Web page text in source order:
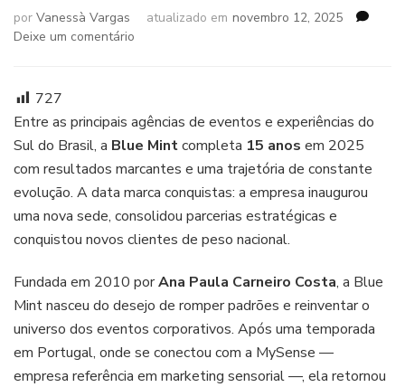
por Vanessà Vargas atualizado em novembro 12, 2025
Deixe um comentário
anos
com
crescimento,
nova
e
chegada
grandes
clientes
727
Entre as principais agências de eventos e experiências do
Sul do Brasil, a Blue Mintcompleta 15 anos em 2025
com resultados marcantes e uma trajetória de constante
evolução. A data marca conquistas: a empresa inaugurou
uma nova sede, consolidou parcerias estratégicas e
conquistou novos clientes de peso nacional.
Fundada em 2010 porAna Paula Carneiro Costa, a Blue
Mint nasceu do desejo de romper padrões e reinventar o
universo dos eventos corporativos. Após uma temporada
em Portugal, onde se conectou com a MySense —
empresa referência em marketing sensorial —, ela retornou